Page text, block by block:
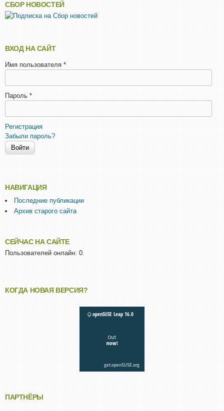
СБОР НОВОСТЕЙ
ВХОД НА САЙТ
Имя пользователя *
Пароль *
Регистрация
Забыли пароль?
НАВИГАЦИЯ
Последние публикации
Архив старого сайта
СЕЙЧАС НА САЙТЕ
Пользователей онлайн: 0.
КОГДА НОВАЯ ВЕРСИЯ?
ПАРТНЁРЫ